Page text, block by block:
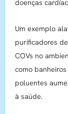
doenças
Um exemplo
purificadores
COVs no
como
poluentes
à saúde.